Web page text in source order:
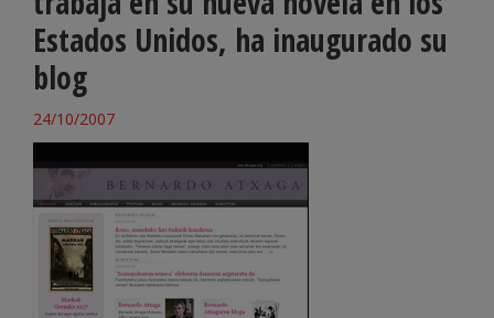
Estados Unidos, ha inaugurado su
blog
24/10/2007